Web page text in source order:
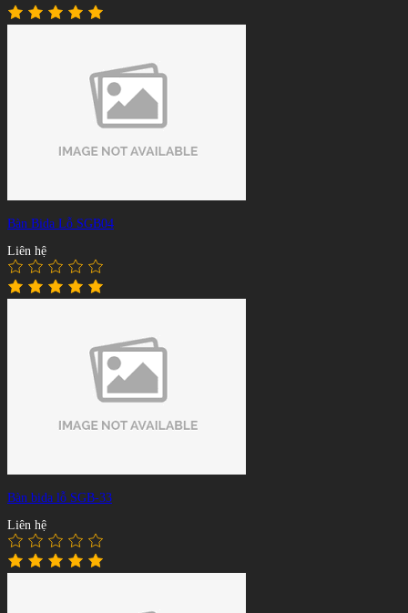
Bàn Bida Lỗ SGB04
Liên hệ
Bàn bida lỗ SGB-33
Liên hệ